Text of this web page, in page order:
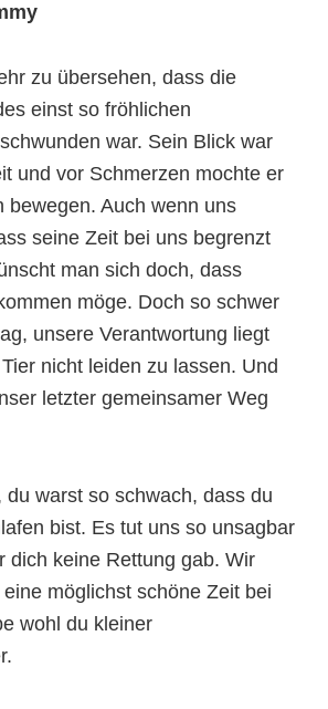
zu übersehen, dass die
einst so fröhlichen
war. Sein Blick war
und vor Schmerzen mochte er
bewegen. Auch wenn uns
seine Zeit bei uns begrenzt
man sich doch, dass
möge. Doch so schwer
unsere Verantwortung liegt
nicht leiden zu lassen. Und
letzter gemeinsamer Weg
du warst so schwach, dass du
bist. Es tut uns so unsagbar
dich keine Rettung gab. Wir
möglichst schöne Zeit bei
wohl du kleiner